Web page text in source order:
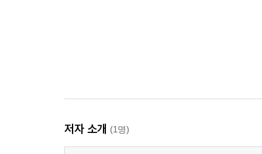
환대의 순환고리를 만들라 - 윌 버킹엄
5장 이기려 하지 말고, 초연하라! ─ 변화를 위한 마
저자 소개 (1명)